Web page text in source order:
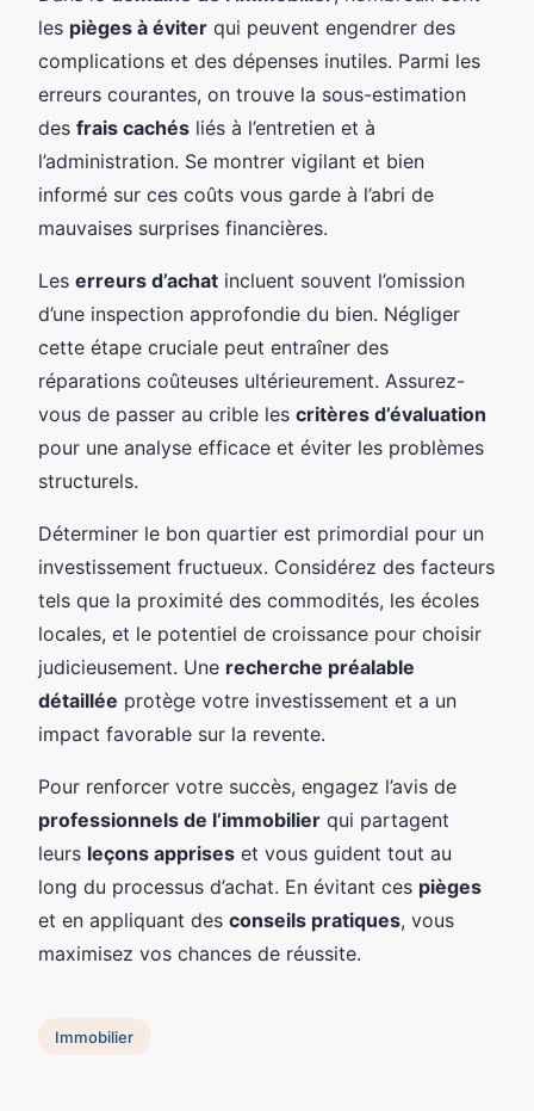
les pièges à éviter qui peuvent engendrer des
complications et des dépenses inutiles. Parmi les
erreurs courantes, on trouve la sous-estimation
des frais cachés liés à l’entretien et à
l’administration. Se montrer vigilant et bien
informé sur ces coûts vous garde à l’abri de
mauvaises surprises financières.
Les erreurs d’achat incluent souvent l’omission
d’une inspection approfondie du bien. Négliger
cette étape cruciale peut entraîner des
réparations coûteuses ultérieurement. Assurez-
vous de passer au crible les critères d’évaluation
pour une analyse efficace et éviter les problèmes
structurels.
Déterminer le bon quartier est primordial pour un
investissement fructueux. Considérez des facteurs
tels que la proximité des commodités, les écoles
locales, et le potentiel de croissance pour choisir
judicieusement. Une recherche préalable
détaillée protège votre investissement et a un
impact favorable sur la revente.
Pour renforcer votre succès, engagez l’avis de
professionnels de l’immobilier qui partagent
leurs leçons apprises et vous guident tout au
long du processus d’achat. En évitant ces pièges
et en appliquant des conseils pratiques, vous
maximisez vos chances de réussite.
Immobilier